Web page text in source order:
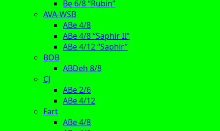
Be 6/8 “Rubin”
AVA-WSB
ABe 4/8
ABe 4/8 “Saphir II”
ABe 4/12 “Saphir”
BOB
ABDeh 8/8
CJ
ABe 2/6
ABe 4/12
Fart
ABe 4/8